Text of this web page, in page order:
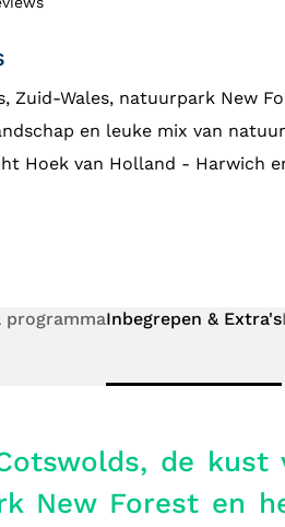
Zuid-Wales, natuurpark New
en leuke mix van
Hoek van Holland - Harwich
programmaInbegrepen & Extra's
de kust
New Forest en